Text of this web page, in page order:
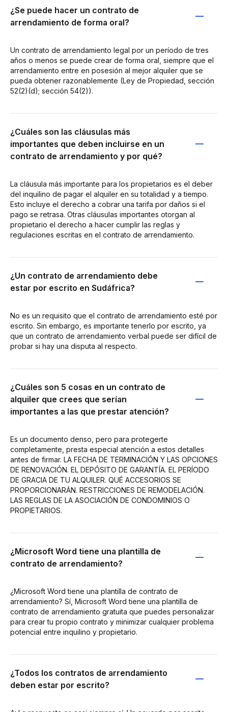
¿Se puede hacer un contrato de
arrendamiento de forma oral?
Un contrato de arrendamiento legal por un período de tres
años o menos se puede crear de forma oral, siempre que el
arrendamiento entre en posesión al mejor alquiler que se
pueda obtener razonablemente (Ley de Propiedad, sección
52(2)(d); sección 54(2)).
¿Cuáles son las cláusulas más
importantes que deben incluirse en un
contrato de arrendamiento y por qué?
La cláusula más importante para los propietarios es el deber
del inquilino de pagar el alquiler en su totalidad y a tiempo.
Esto incluye el derecho a cobrar una tarifa por daños si el
pago se retrasa. Otras cláusulas importantes otorgan al
propietario el derecho a hacer cumplir las reglas y
regulaciones escritas en el contrato de arrendamiento.
¿Un contrato de arrendamiento debe
estar por escrito en Sudáfrica?
No es un requisito que el contrato de arrendamiento esté por
escrito. Sin embargo, es importante tenerlo por escrito, ya
que un contrato de arrendamiento verbal puede ser difícil de
probar si hay una disputa al respecto.
¿Cuáles son 5 cosas en un contrato de
alquiler que crees que serían
importantes a las que prestar atención?
Es un documento denso, pero para protegerte
completamente, presta especial atención a estos detalles
antes de firmar. LA FECHA DE TERMINACIÓN Y LAS OPCIONES
DE RENOVACIÓN. EL DEPÓSITO DE GARANTÍA. EL PERÍODO
DE GRACIA DE TU ALQUILER. QUÉ ACCESORIOS SE
PROPORCIONARÁN. RESTRICCIONES DE REMODELACIÓN.
LAS REGLAS DE LA ASOCIACIÓN DE CONDOMINIOS O
PROPIETARIOS.
¿Microsoft Word tiene una plantilla de
contrato de arrendamiento?
¿Microsoft Word tiene una plantilla de contrato de
arrendamiento? Sí, Microsoft Word tiene una plantilla de
contrato de arrendamiento gratuita que puedes personalizar
para crear tu propio contrato y minimizar cualquier problema
potencial entre inquilino y propietario.
¿Todos los contratos de arrendamiento
deben estar por escrito?